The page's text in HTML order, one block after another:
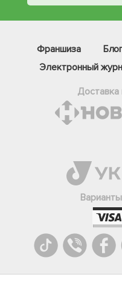
Франшиза
Электронный
Доставка